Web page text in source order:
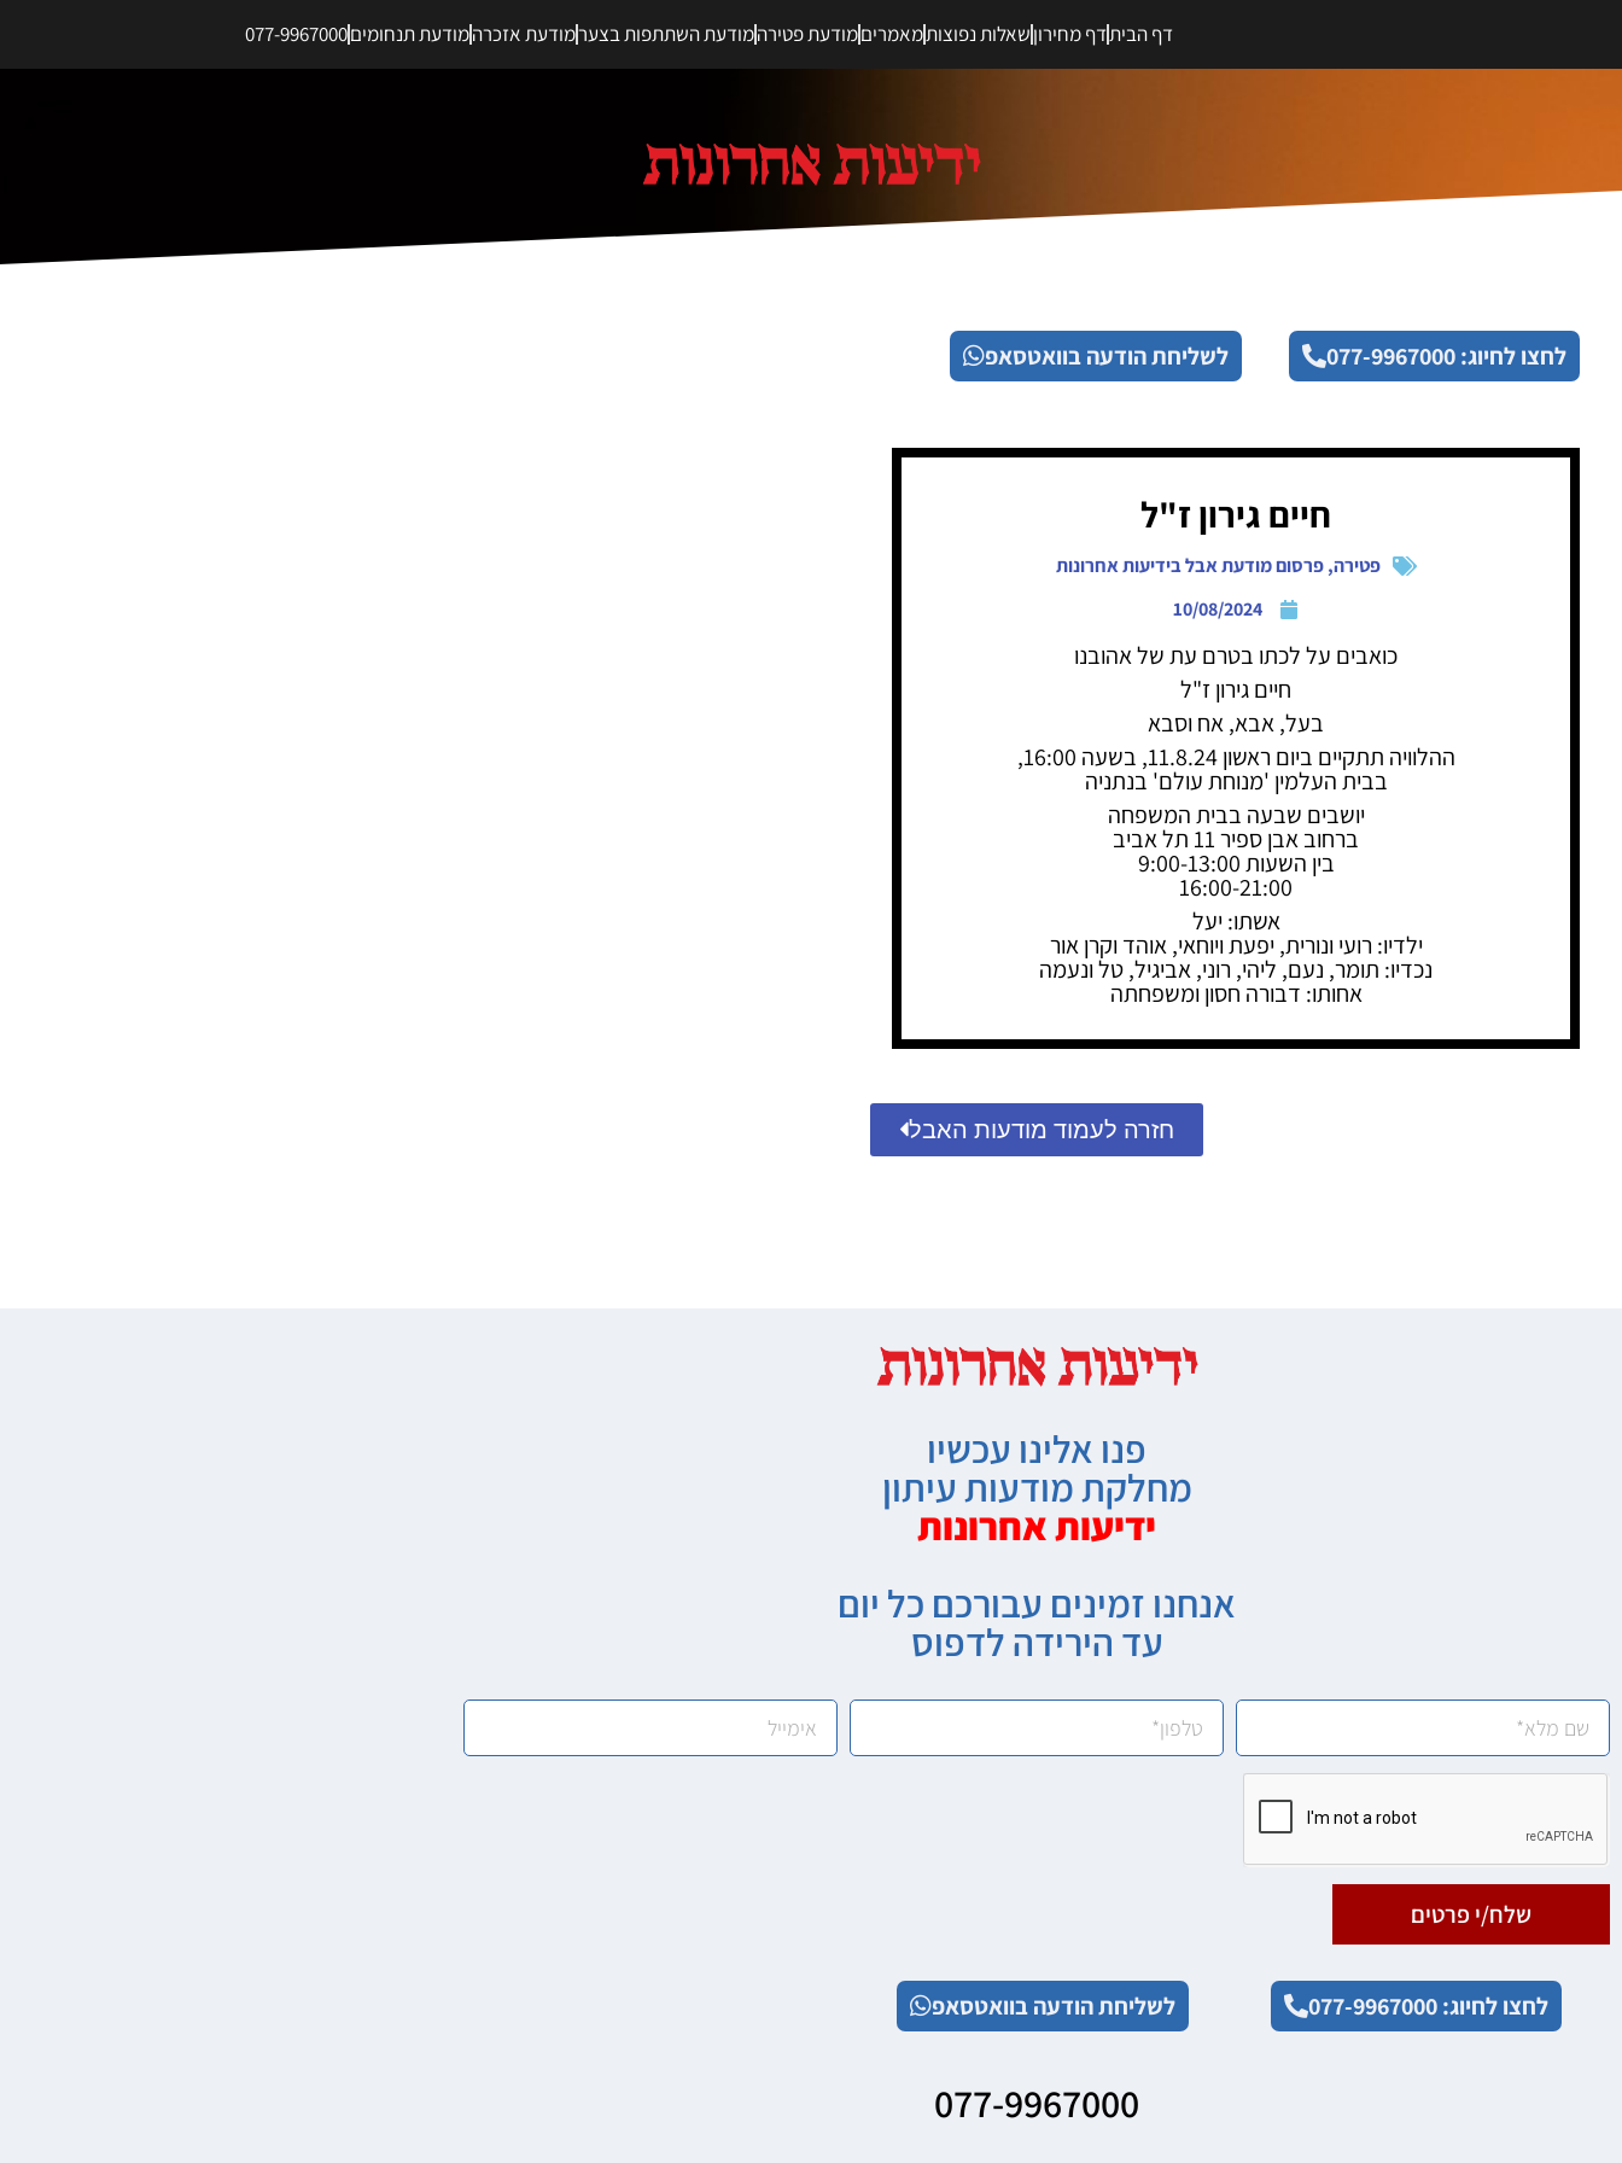
דף הביתדף מחירוןשאלות נפוצותמאמריםמודעת פטירהמודעת השתתפות בצערמודעת אזכרהמודעת תנחומים077-9967000
לחצו לחיוג: 077-9967000 לשליחת הודעה בוואטסאפ
חיים גירון ז"ל
פטירה,פרסום מודעת אבל בידיעות אחרונות
10/08/2024
כואבים על לכתו בטרם עת של אהובנו
חיים גירון ז"ל
בעל, אבא, אח וסבא
ההלוויה תתקיים ביום ראשון 11.8.24, בשעה 16:00,
בבית העלמין 'מנוחת עולם' בנתניה
יושבים שבעה בבית המשפחה
ברחוב אבן ספיר 11 תל אביב
בין השעות 9:00-13:00
16:00-21:00
אשתו: יעל
ילדיו: רועי ונורית, יפעת ויוחאי, אוהד וקרן אור
נכדיו: תומר, נעם, ליהי, רוני, אביגיל, טל ונעמה
אחותו: דבורה חסון ומשפחתה
חזרה לעמוד מודעות האבל
פנו אלינו עכשיו
מחלקת מודעות עיתון
ידיעות אחרונות
אנחנו זמינים עבורכם כל יום
עד הירידה לדפוס
שלח/י פרטים
לחצו לחיוג: 077-9967000 לשליחת הודעה בוואטסאפ
077-9967000